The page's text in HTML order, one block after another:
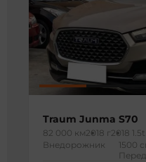
Traum Junma S70
82 000 км2018 г 2018
Внедорожник
1500